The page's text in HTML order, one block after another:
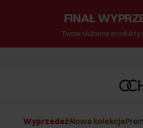
FINAŁ
Twoje ulubione
WyprzedażNowa kolekcja